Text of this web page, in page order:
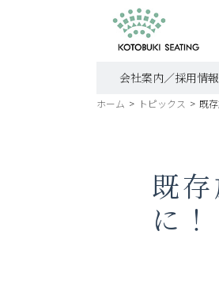
会社案内／採用情報
ホーム > トピックス > 既
既
に！